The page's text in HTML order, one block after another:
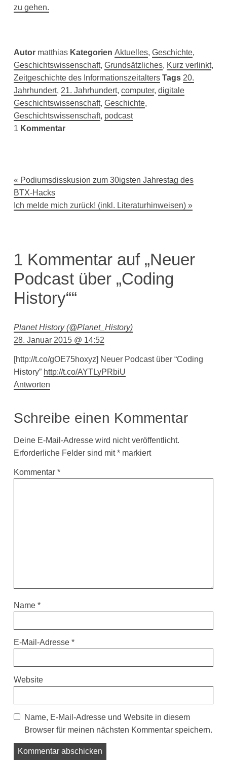
zu gehen.
Autor matthias Kategorien Aktuelles, Geschichte,
Geschichtswissenschaft, Grundsätzliches, Kurz verlinkt,
Zeitgeschichte des Informationszeitalters Tags 20.
Jahrhundert, 21. Jahrhundert, computer, digitale
Geschichtswissenschaft, Geschichte,
Geschichtswissenschaft, podcast
1 Kommentar
Beitragsnavigation
Podiumsdisskusion zum 30igsten Jahrestag des
BTX-Hacks
Ich melde mich zurück! (inkl. Literaturhinweisen)
1 Kommentar auf „Neuer
Podcast über „Coding
History““
Planet History (@Planet_History)
28. Januar 2015 @ 14:52
[http://t.co/gOE75hoxyz] Neuer Podcast über “Coding
History” http://t.co/AYTLyPRbiU
Antworten
Schreibe einen Kommentar
Deine E-Mail-Adresse wird nicht veröffentlicht.
Erforderliche Felder sind mit*markiert
Kommentar *
Name *
E-Mail-Adresse *
Website
Name, E-Mail-Adresse und Website in diesem
Browser für meinen nächsten Kommentar speichern.